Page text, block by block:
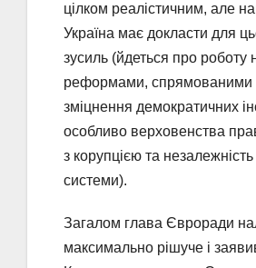
цілком реалістичним, але
Україна має докласти для
зусиль (йдеться про роботу
реформами, спрямованими
зміцнення демократичних
особливо верховенства
з корупцією та незалежність
системи).
Загалом глава Євроради
максимально рішуче і